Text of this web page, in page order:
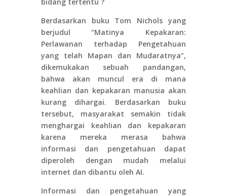
Berdasarkan buku Tom Nichols yang
berjudul “Matinya Kepakaran:
Perlawanan terhadap Pengetahuan
yang telah Mapan dan Mudaratnya”,
dikemukakan sebuah pandangan,
bahwa akan muncul era di mana
keahlian dan kepakaran manusia akan
kurang dihargai. Berdasarkan buku
tersebut, masyarakat semakin tidak
menghargai keahlian dan kepakaran
karena mereka merasa bahwa
informasi dan pengetahuan dapat
diperoleh dengan mudah melalui
internet dan dibantu oleh AI.
Informasi dan pengetahuan yang